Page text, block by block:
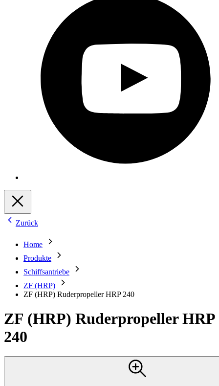
Zurück
Home
Produkte
Schiffsantriebe
ZF (HRP)
ZF (HRP) Ruderpropeller HRP 240
ZF (HRP) Ruderpropeller HRP
240